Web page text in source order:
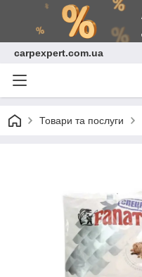
carpexpert.com.ua
Товари та послуги